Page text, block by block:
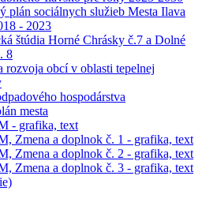
plán sociálnych služieb Mesta Ilava
- 2023
štúdia Horné Chrásky č.7 a Dolné
8
rozvoja obcí v oblasti tepelnej
hospodárstva
mesta
- grafika, text
Zmena a doplnok č. 1 - grafika, text
Zmena a doplnok č. 2 - grafika, text
Zmena a doplnok č. 3 - grafika, text